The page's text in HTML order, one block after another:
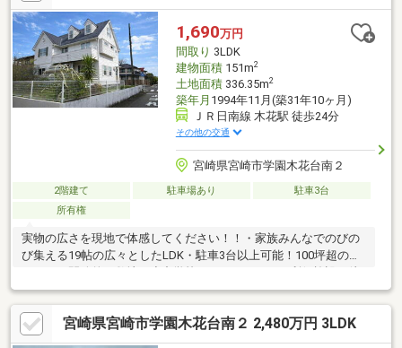
1,690万円
間取り 3LDK
建物面積151m2
土地面積336.35m2
築年月 1994年11月(築31年10ヶ月)
ＪＲ日南線 木花駅 徒歩24分
その他の交通
宮崎県宮崎市学園木花台南２
2階建て 駐車場あり
駐車3台
所有権
実物の広さを現地で体感してください！！・家族みんなでのびの
び集える19帖の広々としたLDK・駐車3台以上可能！100坪超のゆ
とりある開放的な敷地・小中学校やスーパーなどの利便施設が徒
歩10分圏内■アクセス・ＪＲ日南線「木花」駅 徒歩24分■周辺環
境・セブンイレブン宮崎学園木花店 徒歩7分・マックスバリュ気
木花台店 徒歩9分・ドラッグストアモリ木花台店 徒歩10分◎こち
らはリフォームプランもございます！・水回りや内外装などのフ
宮崎県宮崎市学園木花台南２ 2,480万円 3LDK